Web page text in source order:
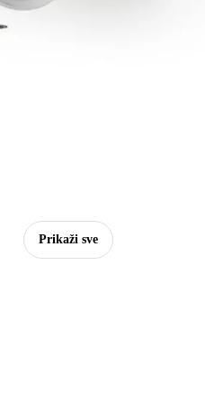
Prikaži sve